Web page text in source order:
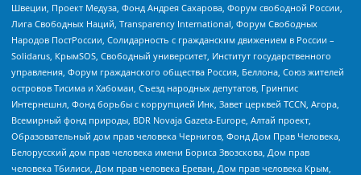
Швеции, Проект Медуза, Фонд Андрея Сахарова, Форум свободной России,
Лига Свободных Наций, Transparеncy International, Форум Свободных
Народов ПостРоссии, Солидарность с гражданским движением в России –
Solidarus, КрымSOS, Свободный университет, Институт государственного
управления, Форум гражданского общества Россия, Беллона, Союз жителей
островов Тисима и Хабомаи, Съезд народных депутатов, Гринпис
Интернешнл, Фонд борьбы с коррупцией Инк, Завет церквей TCCN, Агора,
Всемирный фонд природы, BDR Novaja Gazeta-Europe, Алтай проект,
Образовательный дом прав человека Чернигов, Фонд Дом Прав Человека,
Белорусский дом прав человека имени Бориса Звозскова, Дом прав
человека Тбилиси, Дом прав человека Ереван, Дом прав человека Крым,